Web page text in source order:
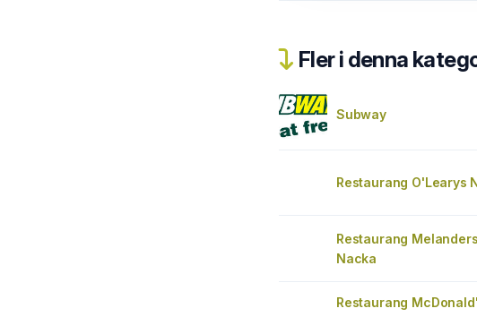
Fler i denna
Subway
Restaurang O'Learys
Restaurang Melanders
Nacka
Restaurang